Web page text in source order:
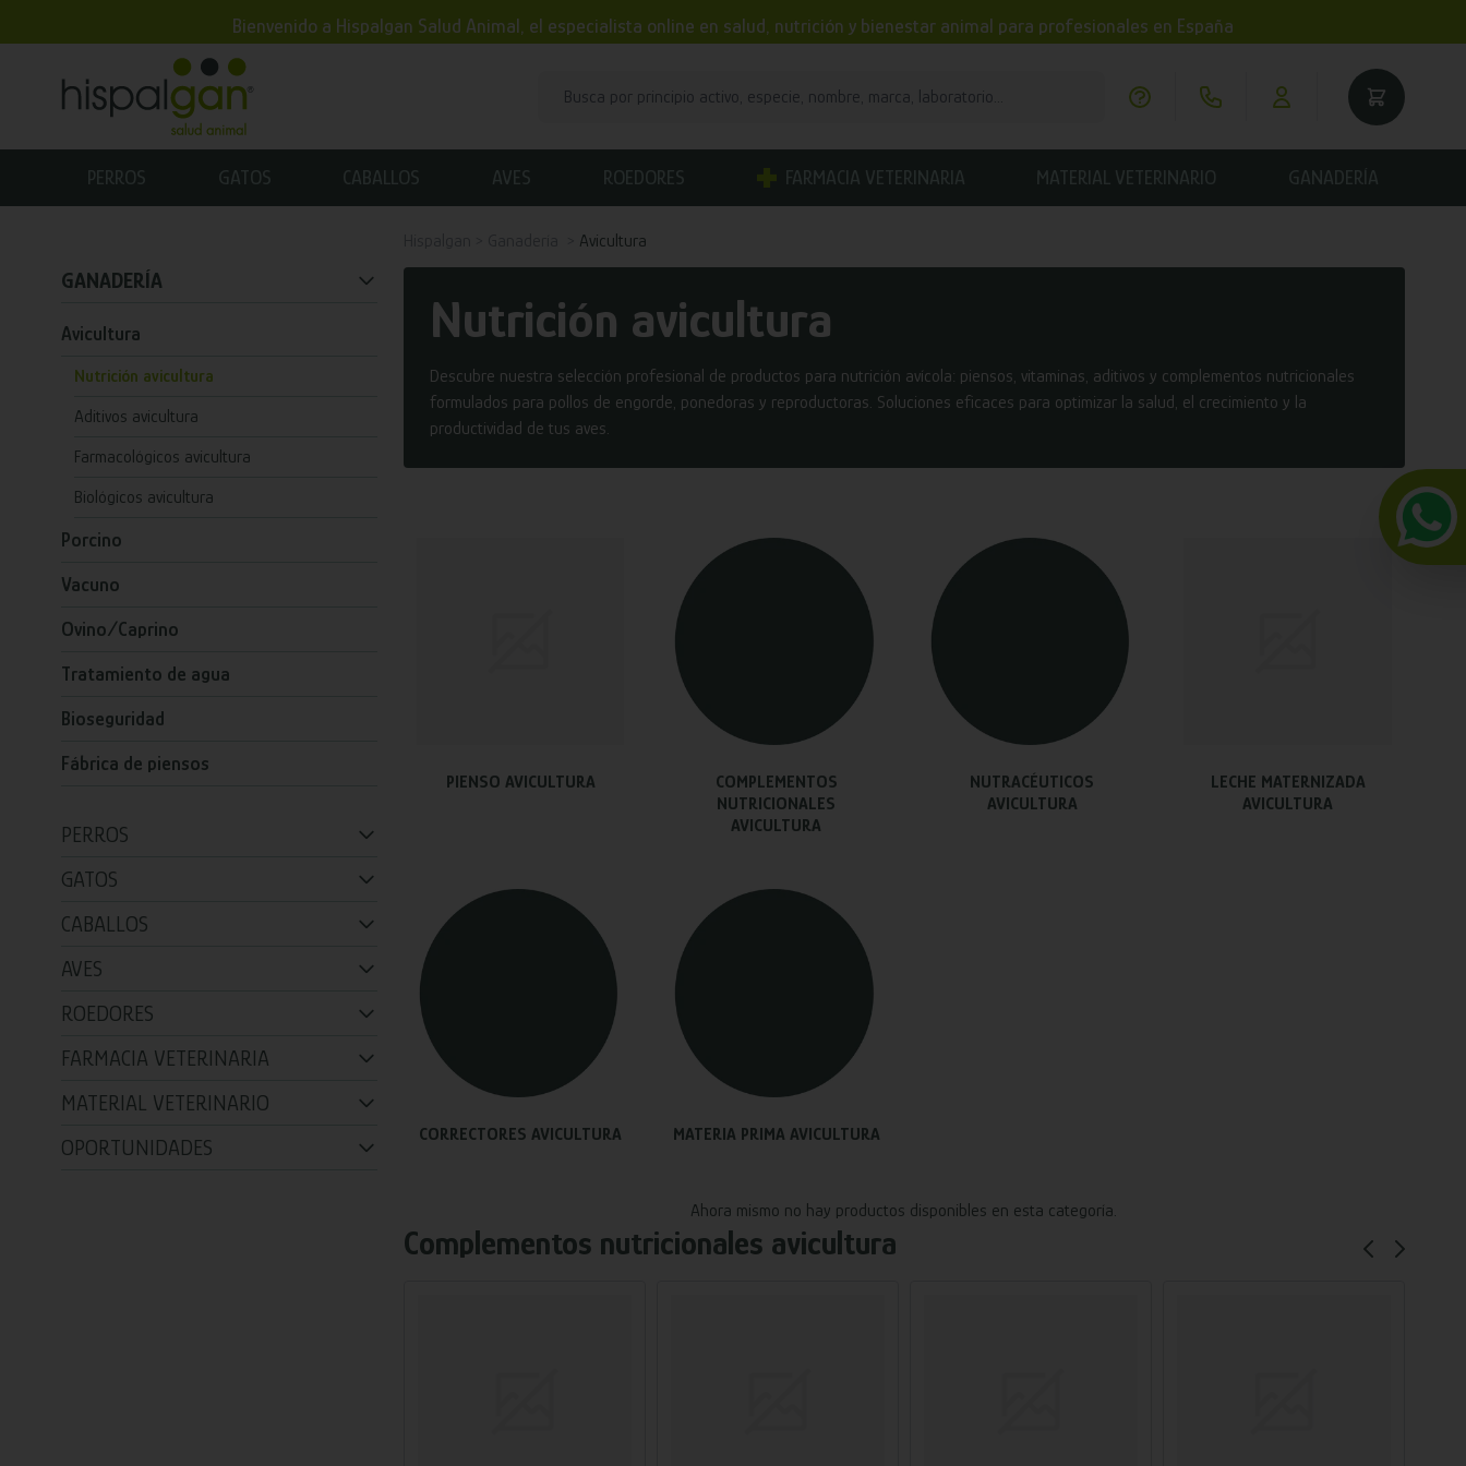
Bienvenido a Hispalgan Salud Animal, el especialista online en salud, nutrición y bienestar animal para profesionales en España
PERROS GATOS CABALLOS AVES ROEDORES FARMACIA VETERINARIA MATERIAL VETERINARIO GANADERÍA
PERROS
GATOS
CABALLOS
AVES
ROEDORES
FARMACIA VETERINARIA
MATERIAL VETERINARIO
GANADERÍA
Avicultura
Nutrición avicultura
Aditivos avicultura
Farmacológicos avicultura
Biológicos avicultura
Porcino
Vacuno
Ovino/Caprino
Tratamiento de agua
Bioseguridad
Fábrica de piensos
OPORTUNIDADES
Avicultura
Nutrición avicultura
Descubre nuestra selección profesional de productos para nutrición avícola: piensos, vitaminas, aditivos y complementos nutricionales
formulados para pollos de engorde, ponedoras y reproductoras. Soluciones eficaces para optimizar la salud, el crecimiento y la
productividad de tus aves.
PIENSO AVICULTURA
COMPLEMENTOS
NUTRICIONALES
AVICULTURA
NUTRACÉUTICOS
AVICULTURA
LECHE MATERNIZADA
AVICULTURA
CORRECTORES AVICULTURA MATERIA PRIMA AVICULTURA
Ahora mismo no hay productos disponibles en esta categoría.
Complementos nutricionales avicultura